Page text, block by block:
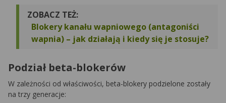
ZOBACZ TEŻ:
Blokery kanału wapniowego (antagoniści
wapnia) – jak działają i kiedy się je stosuje?
Podział beta-blokerów
W zależności od właściwości, beta-blokery podzielone zostały
na trzy generacje: